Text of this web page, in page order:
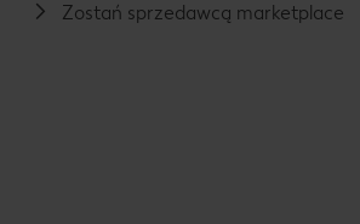
Zostań sprzedawcą marketplace